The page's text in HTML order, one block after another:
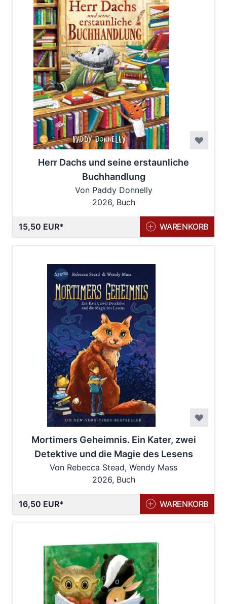
Herr Dachs und seine erstaunliche
Buchhandlung
Von Paddy Donnelly
2026, Buch
15,50 EUR WARENKORB
Mortimers Geheimnis. Ein Kater, zwei
Detektive und die Magie des Lesens
Von Rebecca Stead, Wendy Mass
2026, Buch
16,50 EUR WARENKORB